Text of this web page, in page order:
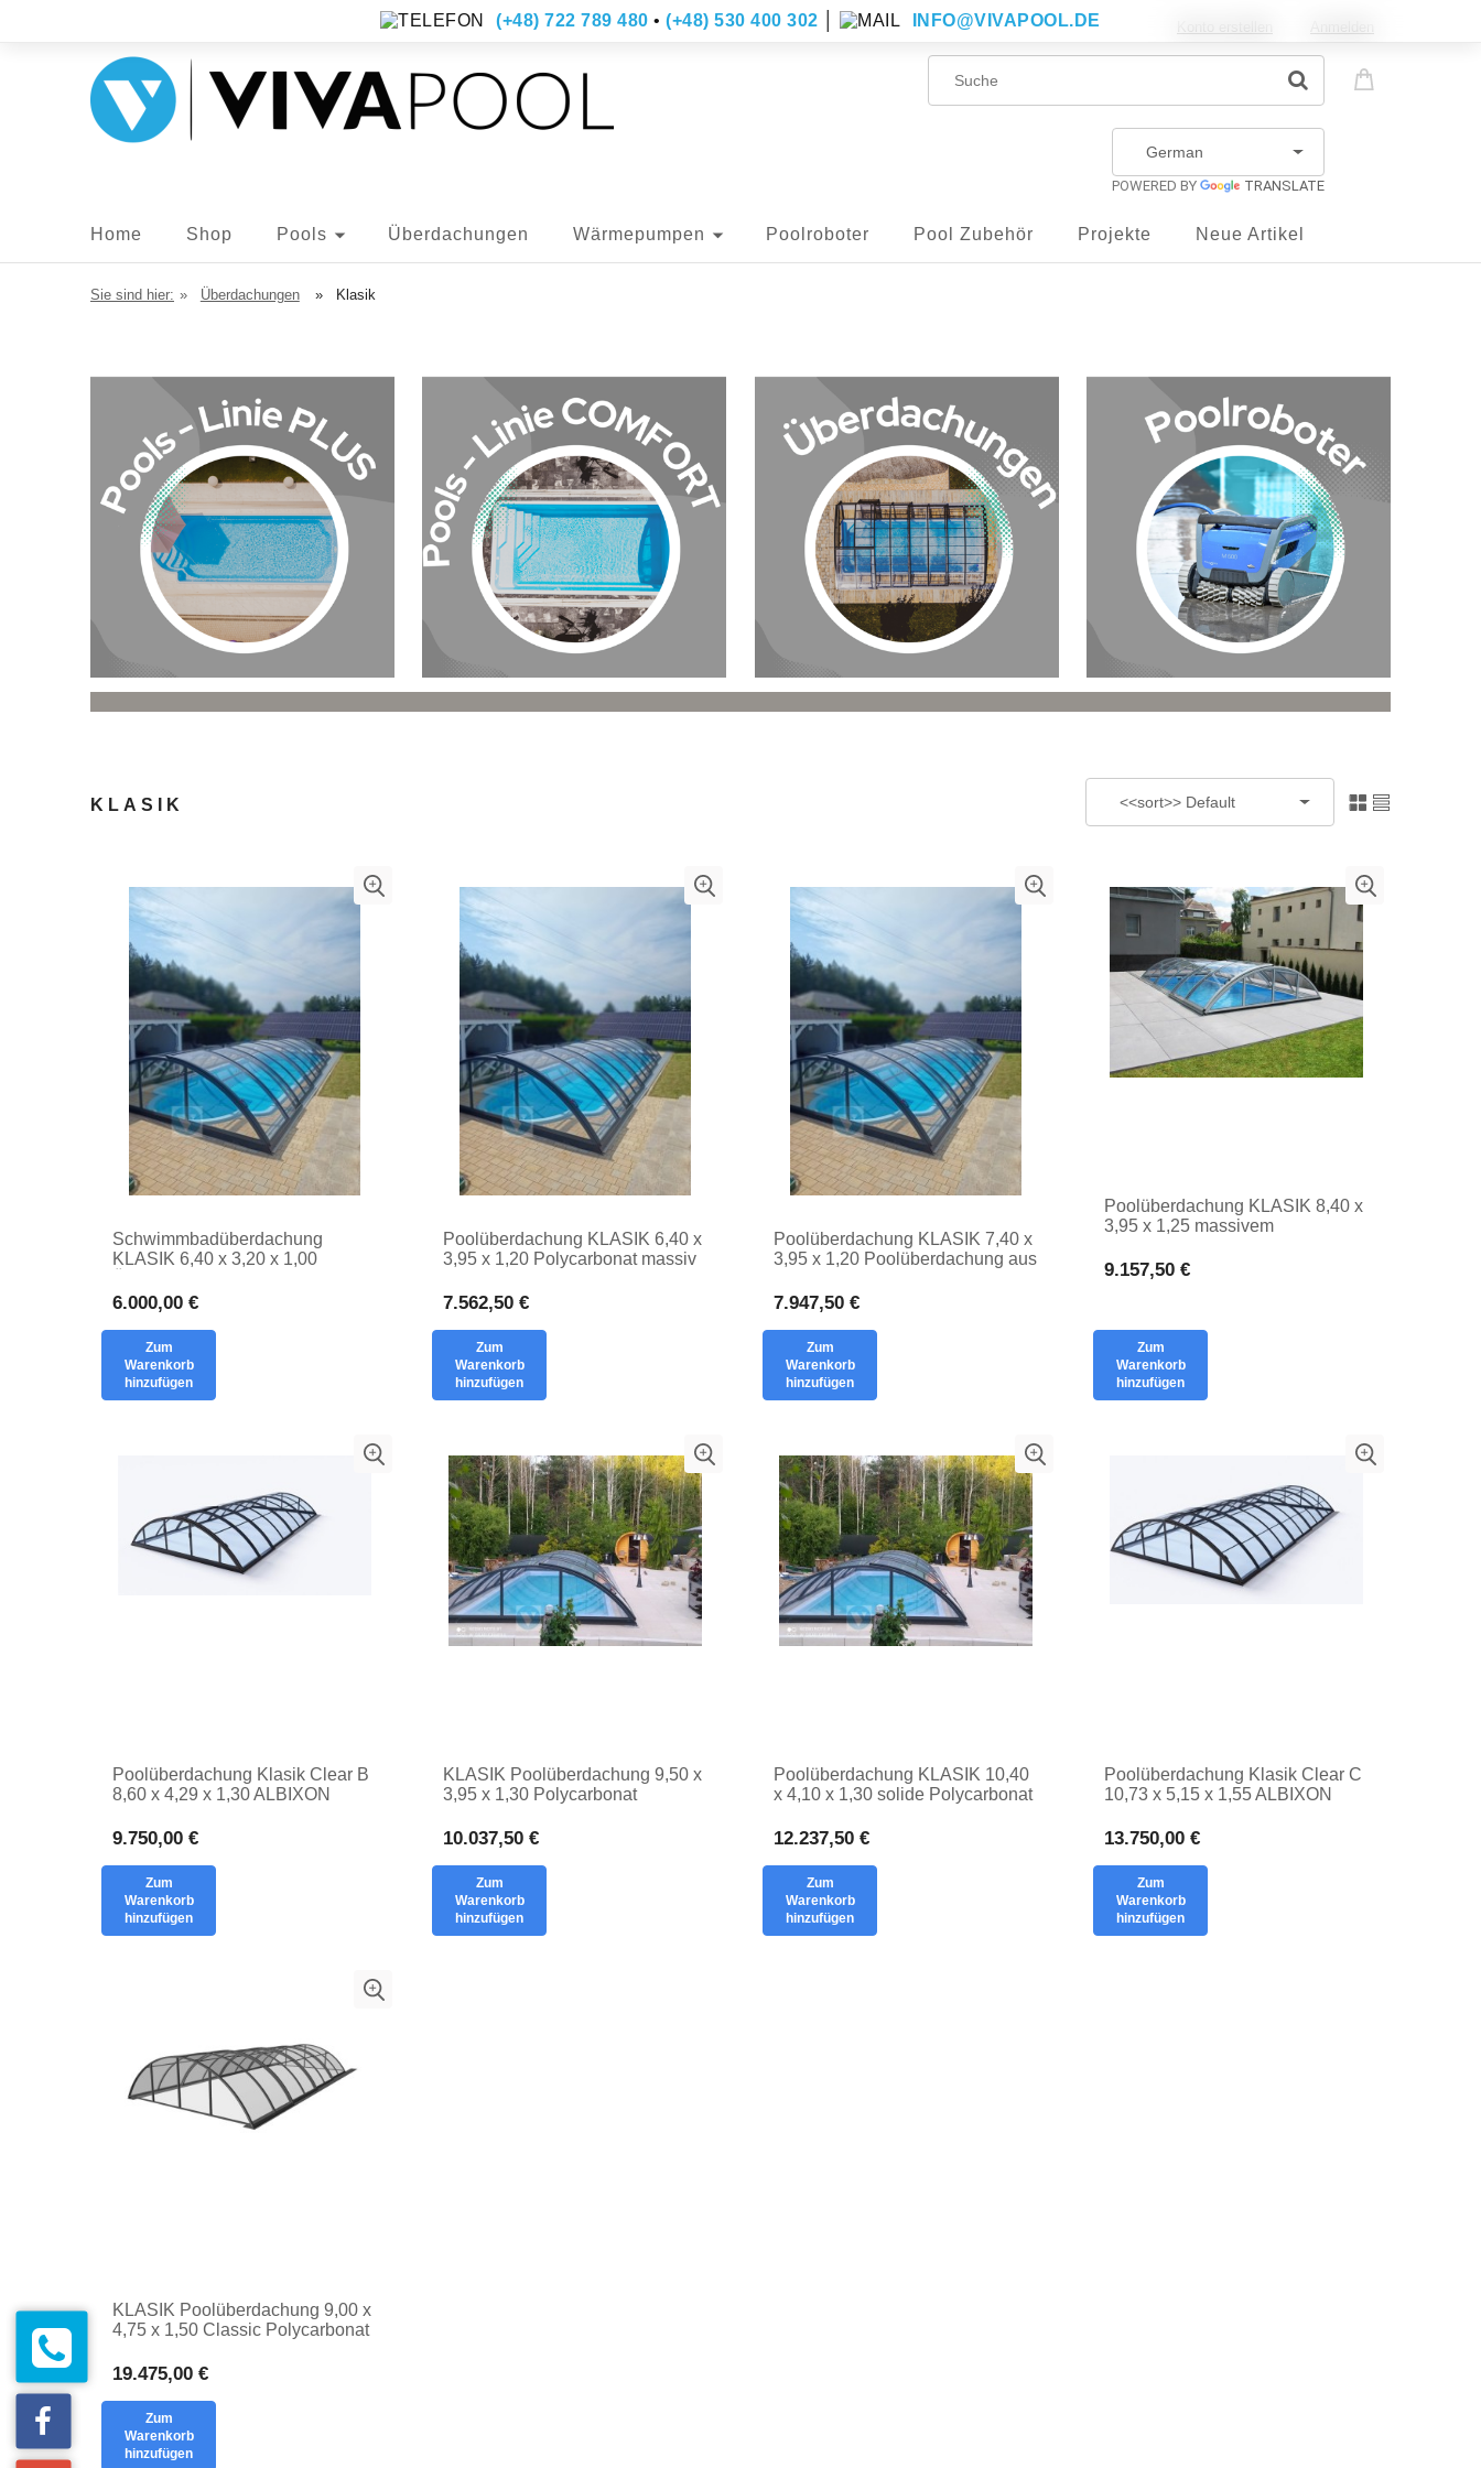
POWERED BY TRANSLATE
Home Shop Pools Überdachungen Wärmepumpen Poolroboter Pool Zubehör Projekte Neue Artikel
Sie sind hier: » Überdachungen » Klasik
(+48) 722 789 480 •(+48) 530 400 302 INFO@VIVAPOOL.DE
KLASIK
Schwimmbadüberdachung
KLASIK 6,40 x 3,20 x 1,00
Polycarbonat
6.000,00 €
Zum
Warenkorb
hinzufügen
Poolüberdachung KLASIK 6,40 x
3,95 x 1,20 Polycarbonat massiv
7.562,50 €
Zum
Warenkorb
hinzufügen
Poolüberdachung KLASIK 7,40 x
3,95 x 1,20 Poolüberdachung aus
7.947,50 €
Zum
Warenkorb
hinzufügen
Poolüberdachung KLASIK 8,40 x
3,95 x 1,25 massivem
LOW
9.157,50 €
Zum
Warenkorb
hinzufügen
Poolüberdachung Klasik Clear B
8,60 x 4,29 x 1,30 ALBIXON
9.750,00 €
Zum
Warenkorb
hinzufügen
KLASIK Poolüberdachung 9,50 x
3,95 x 1,30 Polycarbonat
COVERING
10.037,50 €
Zum
Warenkorb
hinzufügen
Poolüberdachung KLASIK 10,40
x 4,10 x 1,30 solide Polycarbonat
12.237,50 €
Zum
Warenkorb
hinzufügen
Poolüberdachung Klasik Clear C
10,73 x 5,15 x 1,55 ALBIXON
Classic Abdeckung
13.750,00 €
Zum
Warenkorb
hinzufügen
KLASIK Poolüberdachung 9,00 x
4,75 x 1,50 Classic Polycarbonat
19.475,00 €
Zum
Warenkorb
hinzufügen